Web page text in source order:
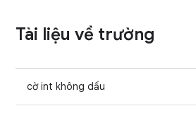
Tài liệu về trường
cờ int không dấu